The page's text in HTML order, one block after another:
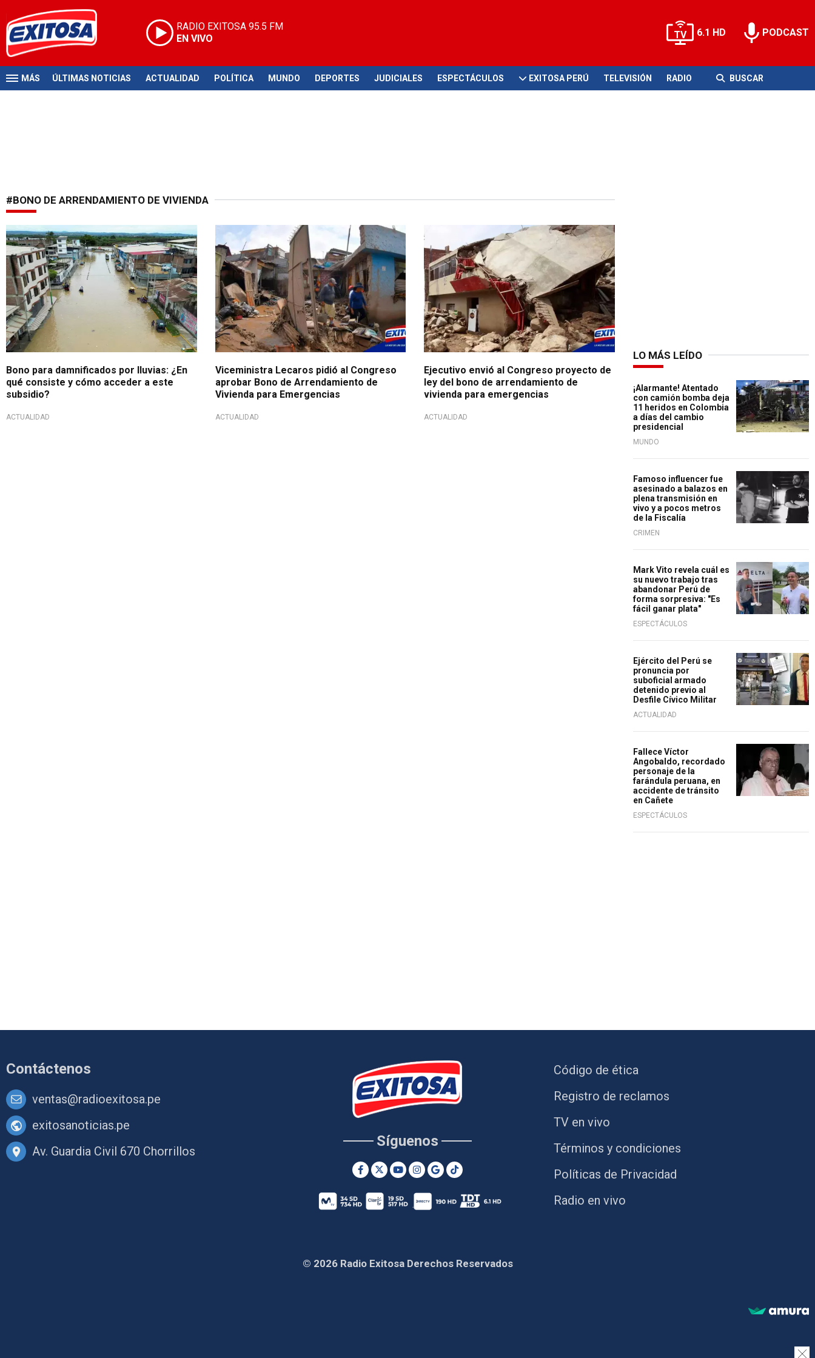
RADIO EXITOSA 95.5 FM
EN VIVO
6.1 HD PODCAST
MÁS ÚLTIMAS NOTICIAS ACTUALIDAD POLÍTICA MUNDO DEPORTES JUDICIALES ESPECTÁCULOS EXITOSA PERÚ TELEVISIÓN RADIO BUSCAR
#BONO DE ARRENDAMIENTO DE VIVIENDA
Por ciclón Yaku
Bono para damnificados por lluvias: ¿En
qué consiste y cómo acceder a este
subsidio?
ACTUALIDAD
Viceministra Lecaros pidió al Congreso
aprobar Bono de Arrendamiento de
Vivienda para Emergencias
ACTUALIDAD
Ejecutivo envió al Congreso proyecto de
ley del bono de arrendamiento de
vivienda para emergencias
ACTUALIDAD
LO MÁS LEÍDO
¡Alarmante! Atentado
con camión bomba deja
11 heridos en Colombia
a días del cambio
presidencial
MUNDO
Famoso influencer fue
asesinado a balazos en
plena transmisión en
vivo y a pocos metros
de la Fiscalía
CRIMEN
Mark Vito revela cuál es
su nuevo trabajo tras
abandonar Perú de
forma sorpresiva: "Es
fácil ganar plata"
ESPECTÁCULOS
Ejército del Perú se
pronuncia por
suboficial armado
detenido previo al
Desfile Cívico Militar
ACTUALIDAD
Fallece Víctor
Angobaldo, recordado
personaje de la
farándula peruana, en
accidente de tránsito
en Cañete
ESPECTÁCULOS
Contáctenos
ventas@radioexitosa.pe
exitosanoticias.pe
Av. Guardia Civil 670 Chorrillos
Síguenos
Código de ética
Registro de reclamos
TV en vivo
Términos y condiciones
Políticas de Privacidad
Radio en vivo
© 2026 Radio Exitosa Derechos Reservados